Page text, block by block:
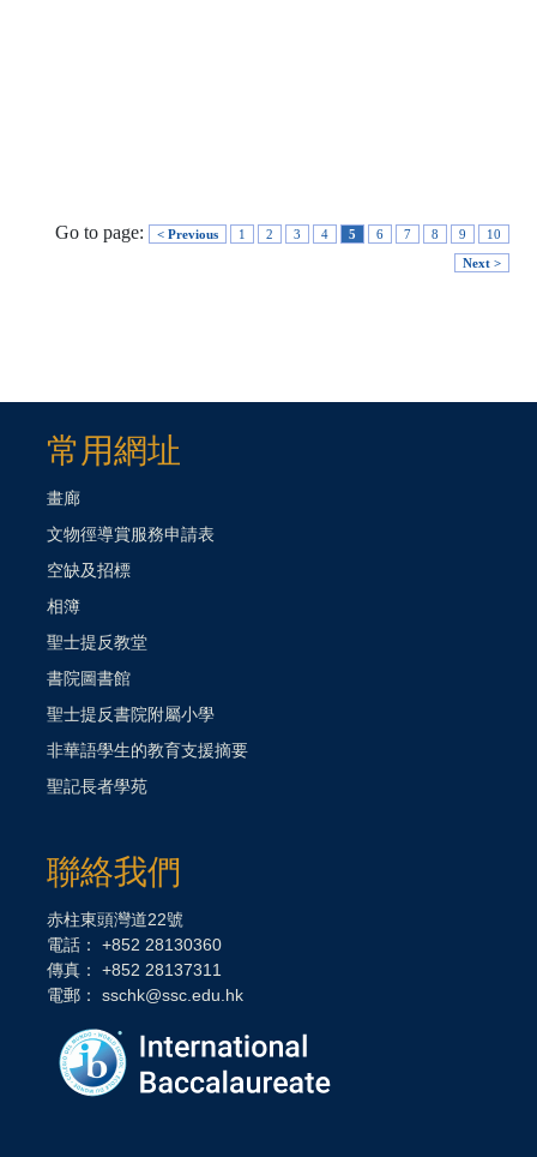
Go to page: < Previous 1 2 3 4 5 6 7 8 9
10
Next >
常用網址
畫廊
文物徑導賞服務申請表
空缺及招標
相簿
聖士提反教堂
書院圖書館
聖士提反書院附屬小學
非華語學生的教育支援摘要
聖記長者學苑
聯絡我們
赤柱東頭灣道22號
電話： +852 28130360
傳真： +852 28137311
電郵： sschk@ssc.edu.hk